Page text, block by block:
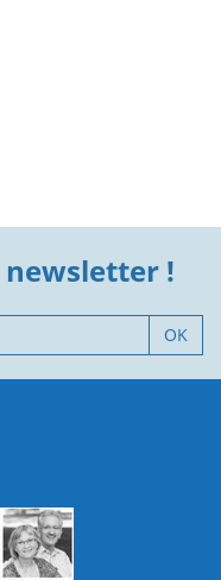
newsletter !
OK